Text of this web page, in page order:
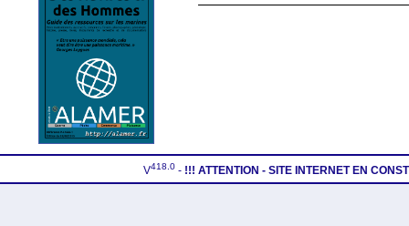
V418.0 - !!! ATTENTION - SITE INTERNET EN